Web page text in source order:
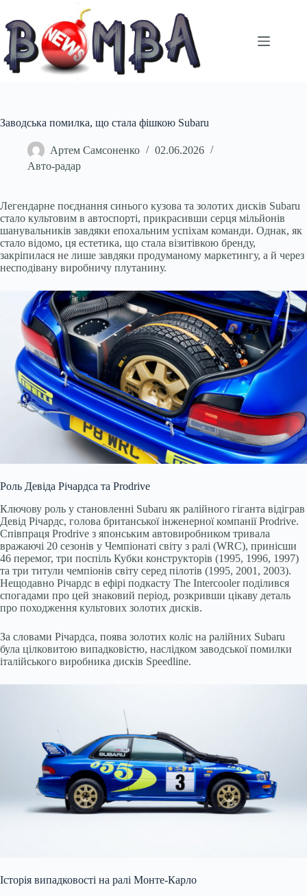
вмісту
Заводська помилка, що стала фішкою Subaru
Артем Самсоненко
02.06.2026
Авто-радар
Легендарне поєднання синього кузова та золотих дисків Subaru
стало культовим в автоспорті, прикрасивши серця мільйонів
шанувальників завдяки епохальним успіхам команди. Однак, як
стало відомо, ця естетика, що стала візитівкою бренду,
закріпилася не лише завдяки продуманому маркетингу, а й через
несподівану виробничу плутанину.
Роль Девіда Річардса та Prodrive
Ключову роль у становленні Subaru як ралійного гіганта відіграв
Девід Річардс, голова британської інженерної компанії Prodrive.
Співпраця Prodrive з японським автовиробником тривала
вражаючі 20 сезонів у Чемпіонаті світу з ралі (WRC), принісши
46 перемог, три поспіль Кубки конструкторів (1995, 1996, 1997)
та три титули чемпіонів світу серед пілотів (1995, 2001, 2003).
Нещодавно Річардс в ефірі подкасту The Intercooler поділився
спогадами про цей знаковий період, розкривши цікаву деталь
про походження культових золотих дисків.
За словами Річардса, поява золотих коліс на ралійних Subaru
була цілковитою випадковістю, наслідком заводської помилки
італійського виробника дисків Speedline.
Історія випадковості на ралі Монте-Карло